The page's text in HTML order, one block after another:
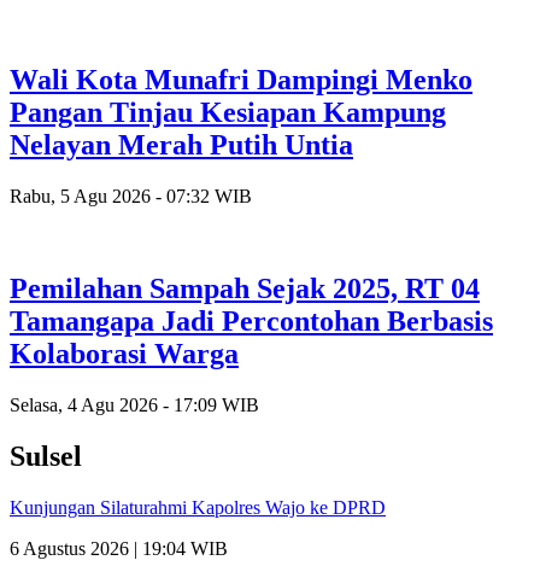
Wali Kota Munafri Dampingi Menko
Pangan Tinjau Kesiapan Kampung
Nelayan Merah Putih Untia
Rabu, 5 Agu 2026 - 07:32 WIB
Pemilahan Sampah Sejak 2025, RT 04
Tamangapa Jadi Percontohan Berbasis
Kolaborasi Warga
Selasa, 4 Agu 2026 - 17:09 WIB
Sulsel
Kunjungan Silaturahmi Kapolres Wajo ke DPRD
6 Agustus 2026 | 19:04 WIB